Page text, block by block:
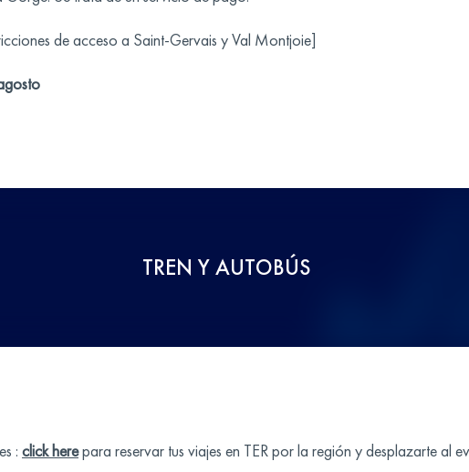
de acceso a Saint-Gervais y Val Montjoie]
TREN Y AUTOBÚS
: click herepara reservar tus viajes en TER por la región y desplazarte al